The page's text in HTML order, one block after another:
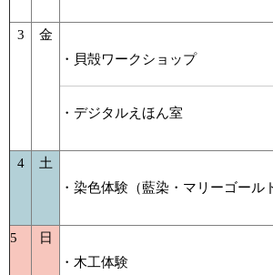
3
金
・貝殻ワークショップ
・デジタルえほん室
4
土
・染色体験（藍染・マリーゴール
5
日
・木工体験